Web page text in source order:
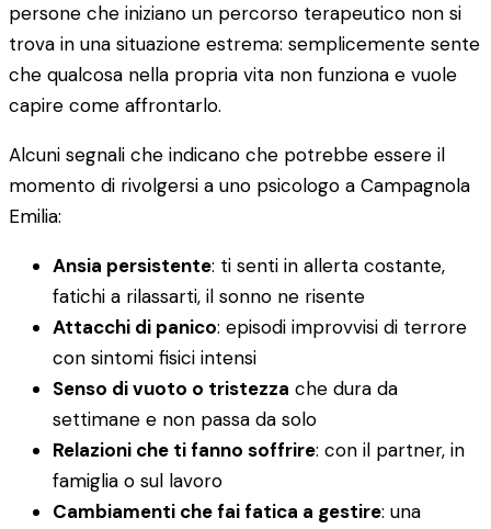
persone che iniziano un percorso terapeutico non si
trova in una situazione estrema: semplicemente sente
che qualcosa nella propria vita non funziona e vuole
capire come affrontarlo.
Alcuni segnali che indicano che potrebbe essere il
momento di rivolgersi a uno psicologo a Campagnola
Emilia:
Ansia persistente: ti senti in allerta costante,
fatichi a rilassarti, il sonno ne risente
Attacchi di panico: episodi improvvisi di terrore
con sintomi fisici intensi
Senso di vuoto o tristezza che dura da
settimane e non passa da solo
Relazioni che ti fanno soffrire: con il partner, in
famiglia o sul lavoro
Cambiamenti che fai fatica a gestire: una